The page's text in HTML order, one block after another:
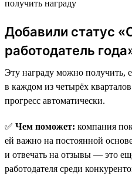
получить награду
Добавили статус
работодатель
Эту награду можно получить,
в каждом из четырёх
прогресс автоматически.
✅ Чем поможет: компания
ей важно на постоянной
и отвечать на отзывы — это
работодателя среди